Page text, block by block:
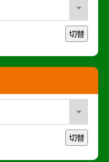
切替
切替